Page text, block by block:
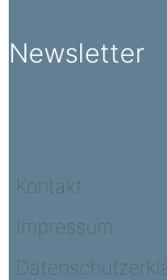
Newsletter
Kontakt
Impressum